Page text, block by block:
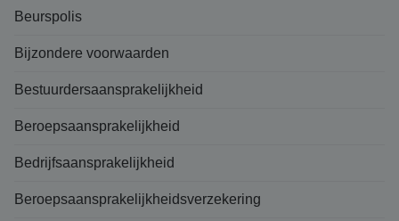
Beurspolis
Bijzondere voorwaarden
Bestuurdersaansprakelijkheid
Beroepsaansprakelijkheid
Bedrijfsaansprakelijkheid
Beroepsaansprakelijkheidsverzekering